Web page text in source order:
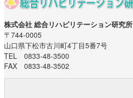
株式会社 総合リハビリテーション研究所
〒744-0005
山口県下松市古川町4丁目5番7号
TEL 0833-48-3500
FAX 0833-48-3502